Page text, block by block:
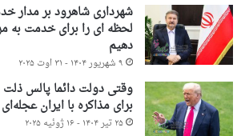
شهرداری شاهرود بر
لحظه ای را برای خدمت به
دهیم
۹ شهریور ۱۴۰۴ - ۳۱ اوت ۲۰۲۵
وقتی دولت دائما پالس
برای مذاکره با ایران
۲۵ تیر ۱۴۰۴ - ۱۶ ژوئیه ۲۰۲۵